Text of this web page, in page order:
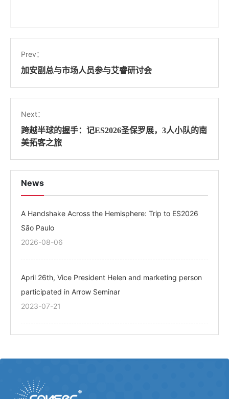
Prev：
加安副总与市场人员参与艾睿研讨会
Next：
跨越半球的握手：记ES2026圣保罗展，3人小队的南
美拓客之旅
News
A Handshake Across the Hemisphere: Trip to ES2026
São Paulo
2026-08-06
April 26th, Vice President Helen and marketing person
participated in Arrow Seminar
2023-07-21